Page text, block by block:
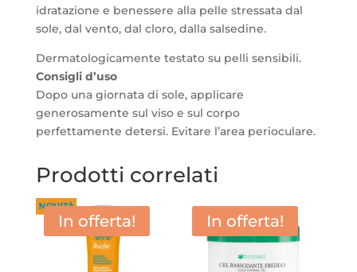
idratazione e benessere alla pelle stressata dal
sole, dal vento, dal cloro, dalla salsedine.
Dermatologicamente testato su pelli sensibili.
Consigli d’uso
Dopo una giornata di sole, applicare
generosamente sul viso e sul corpo
perfettamente detersi. Evitare l’area perioculare.
Prodotti correlati
In offerta! In offerta!